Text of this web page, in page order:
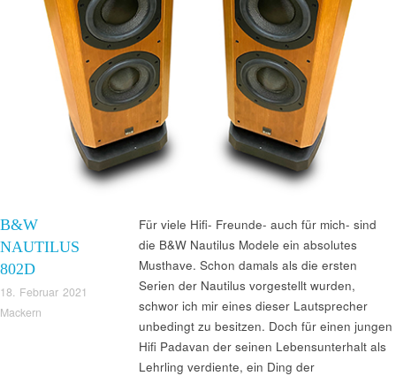
B&W
NAUTILUS
802D
18. Februar 2021
Mackern
Für viele Hifi- Freunde- auch für mich- sind
die B&W Nautilus Modele ein absolutes
Musthave. Schon damals als die ersten
Serien der Nautilus vorgestellt wurden,
schwor ich mir eines dieser Lautsprecher
unbedingt zu besitzen. Doch für einen jungen
Hifi Padavan der seinen Lebensunterhalt als
Lehrling verdiente, ein Ding der